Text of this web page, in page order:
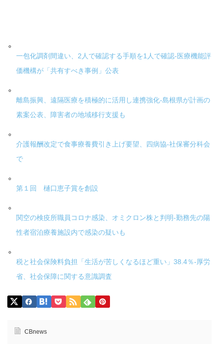
一包化調剤間違い、2人で確認する手順を1人で確認-医療機能評
価機構が「共有すべき事例」公表
離島振興、遠隔医療を積極的に活用し連携強化-島根県が計画の
素案公表、障害者の地域移行支援も
介護報酬改定で食事療養費引き上げ要望、四病協-社保審分科会
で
第１回 樋口恵子賞を創設
関空の検疫所職員コロナ感染、オミクロン株と判明-勤務先の陽
性者宿泊療養施設内で感染の疑いも
税と社会保険料負担「生活が苦しくなるほど重い」38.4％-厚労
省、社会保障に関する意識調査
CBnews